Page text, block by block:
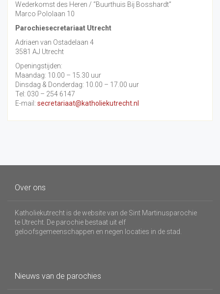
Wederkomst des Heren / “Buurthuis Bij Bosshardt”
Marco Pololaan 10
Parochiesecretariaat Utrecht
Adriaen van Ostadelaan 4
3581 AJ Utrecht
Openingstijden:
Maandag: 10.00 – 15.30 uur
Dinsdag & Donderdag: 10.00 – 17.00 uur
Tel: 030 – 254 6147
E-mail: secretariaat@katholiekutrecht.nl
Over ons
Katholiekutrecht is de website van de Sint Martinusparochie
te Utrecht. De parochie bestaat uit elf
geloofsgemeenschappen en negen locaties in de stad.
Nieuws van de parochies